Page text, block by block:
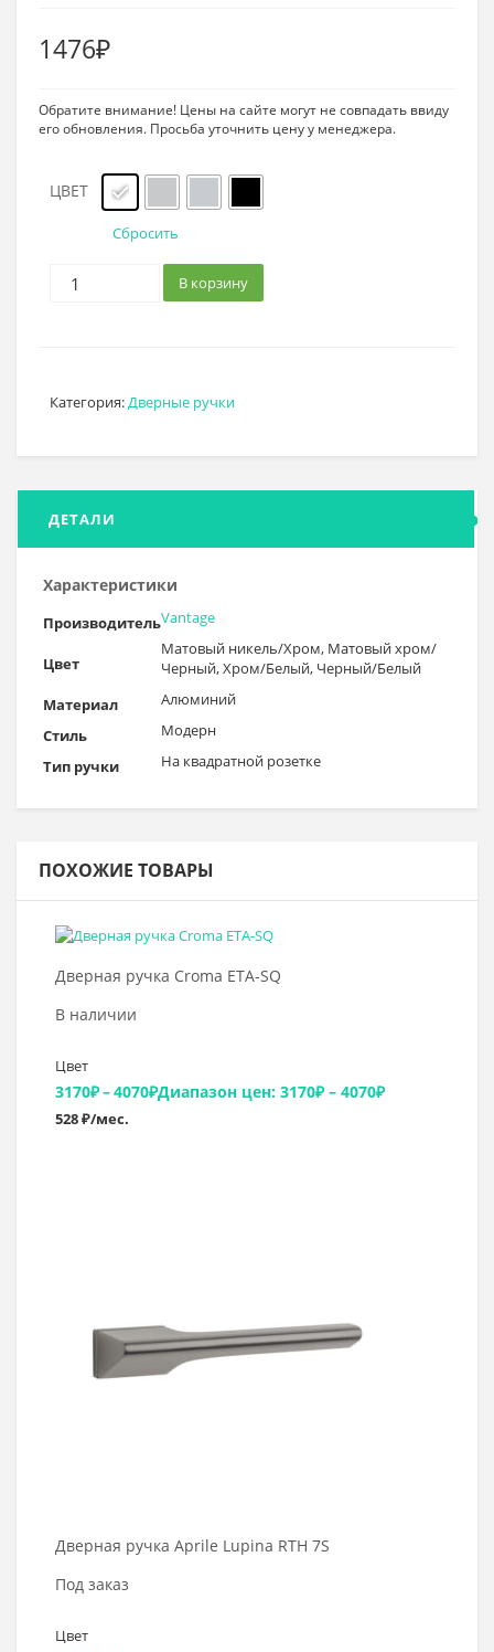
1476₽
Обратите внимание! Цены на сайте могут не совпадать ввиду
его обновления. Просьба уточнить цену у менеджера.
ЦВЕТ
Сбросить
В корзину
Категория:Дверные ручки
ДЕТАЛИ
Характеристики
ПроизводительVantage
Цвет
Матовый никель/Хром, Матовый хром/
Черный, Хром/Белый, Черный/Белый
Материал
Алюминий
Стиль
Модерн
Тип ручки
На квадратной розетке
ПОХОЖИЕ ТОВАРЫ
Дверная ручка Croma ETA-SQ
В наличии
Цвет
3170₽–4070₽Диапазон цен: 3170₽ – 4070₽
528 ₽/мес.
Выбрать >
Дверная ручка Aprile Lupina RTH 7S
Под заказ
Цвет